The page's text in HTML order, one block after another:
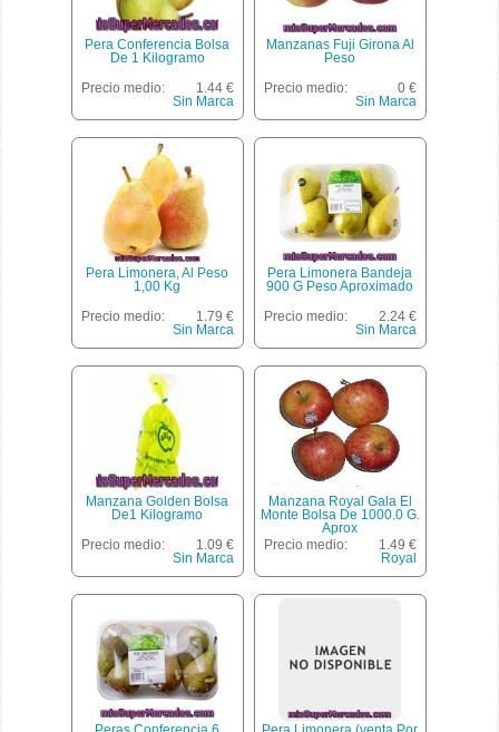
Pera Conferencia Bolsa
De 1 Kilogramo
Precio medio:
1.44 €
Sin Marca
Manzanas Fuji Girona Al
Peso
Precio medio:
0 €
Sin Marca
Pera Limonera, Al Peso
1,00 Kg
Precio medio:
1.79 €
Sin Marca
Pera Limonera Bandeja
900 G Peso Aproximado
Precio medio:
2.24 €
Sin Marca
Manzana Golden Bolsa
De1 Kilogramo
Precio medio:
1.09 €
Sin Marca
Manzana Royal Gala El
Monte Bolsa De 1000.0 G.
Aprox
Precio medio:
1.49 €
Royal